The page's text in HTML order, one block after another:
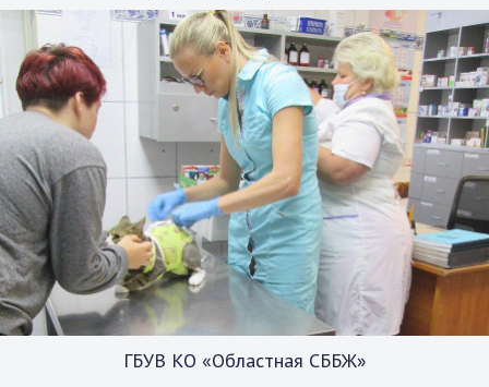
ГБУВ КО «Областная СББЖ»